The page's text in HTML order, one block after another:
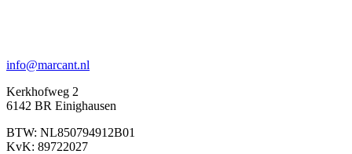
info@marcant.nl
Kerkhofweg 2
6142 BR Einighausen
BTW: NL850794912B01
KvK: 89722027